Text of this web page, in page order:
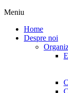
Meniu
Home
Despre noi